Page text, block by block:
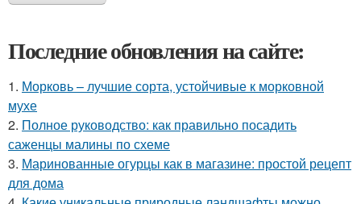
Последние обновления на сайте:
1. Морковь – лучшие сорта, устойчивые к морковной
мухе
2. Полное руководство: как правильно посадить
саженцы малины по схеме
3. Маринованные огурцы как в магазине: простой рецепт
для дома